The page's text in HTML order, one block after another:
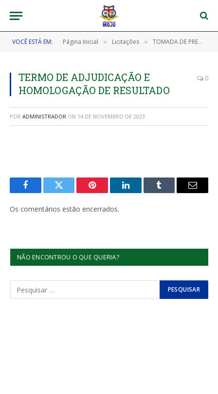
VOCÊ ESTÁ EM: Página Inicial » Licitações » TOMADA DE PREÇOS Nº 202308010012 – TP/CPL/PMM (CONTRATAÇÃO DE EMPRESA ESPECIALIZADA PARA A EXECUÇÃO DA CONSTRUÇÃO DE 06 (SEIS) ARENAS EM GRAMA SINTÉTICA NO MUNICÍPIO DE MOJU/PA)
TERMO DE ADJUDICAÇÃO E
HOMOLOGAÇÃO DE RESULTADO
0
POR ADMINISTRADOR ON 14 DE NOVEMBRO DE 2023
FacebookTwitter Pinterest LinkedInTumblr
E-
Os comentários estão encerrados.
NÃO ENCONTROU O QUE QUERIA?